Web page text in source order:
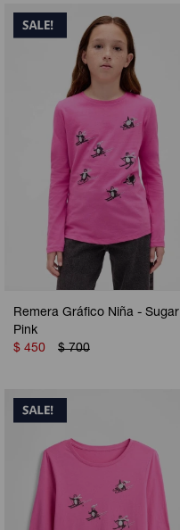
Remera Gráfico Niña - Sugar
Pink
$ 450 $ 700